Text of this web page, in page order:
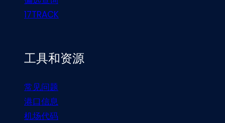
17TRACK
工具和资源
常见问题
港口信息
机场代码